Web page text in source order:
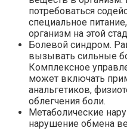
потребоваться
специальное
организм на этой
Болевой синдром.
вызывать сильные
Комплексное
может включать
анальгетиков,
облегчения боли.
Метаболические
нарушение обмена